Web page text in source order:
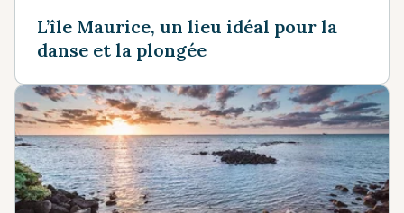
L’île Maurice, un lieu idéal pour la
danse et la plongée